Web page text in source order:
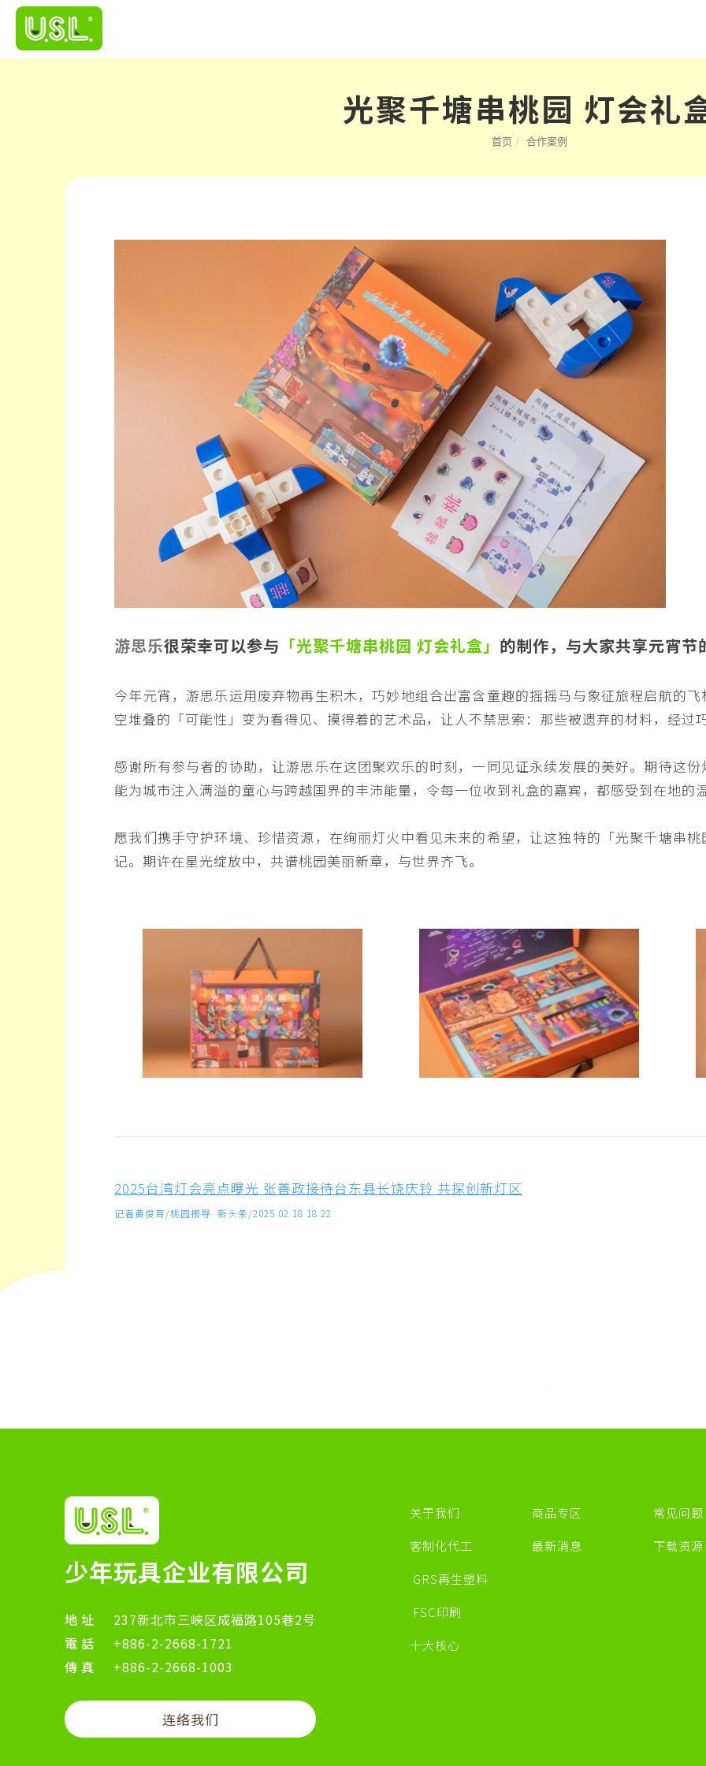
光聚千塘串桃园 灯会礼
首页 合作案例
游思乐很荣幸可以参与 「光聚千塘串桃园 灯会礼盒」 的制作，与大家共享元宵节
今年元宵，游思乐运用废弃物再生积木，巧妙地组合出富含童趣的摇摇马与象征旅程启航的
空堆叠的「可能性」变为看得见、摸得着的艺术品，让人不禁思索：那些被遗弃的材料，经过
感谢所有参与者的协助，让游思乐在这团聚欢乐的时刻，一同见证永续发展的美好。期待这
能为城市注入满溢的童心与跨越国界的丰沛能量，令每一位收到礼盒的嘉宾，都感受到在地的
愿我们携手守护环境、珍惜资源，在绚丽灯火中看见未来的希望，让这独特的「光聚千塘串
记。期许在星光绽放中，共谱桃园美丽新章，与世界齐飞。
2025台湾灯会亮点曝光 张善政接待台东县长饶庆铃 共探创新灯区
记者黄俊育/桃园报导 新头条/2025.02.18 18:22
少年玩具企业有限公司
地址
237新北市三峡区成福路105巷2号
電話
+886-2-2668-1721
傳真
+886-2-2668-1003
连络我们
关于我们
客制化代工
GRS再生塑料
FSC印刷
十大核心
商品专区
最新消息
常见问题
下载资源